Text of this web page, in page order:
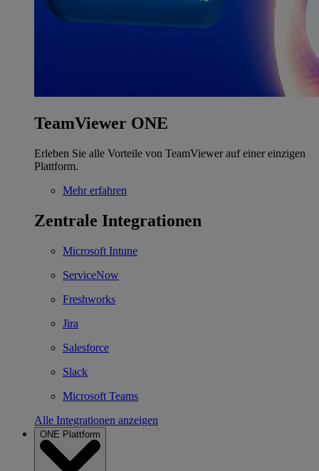
TeamViewer ONE
Erleben Sie alle Vorteile von TeamViewer auf einer einzigen
Plattform.
Mehr erfahren
Zentrale Integrationen
Microsoft Intune
ServiceNow
Freshworks
Jira
Salesforce
Slack
Microsoft Teams
Alle Integrationen anzeigen
ONE Plattform